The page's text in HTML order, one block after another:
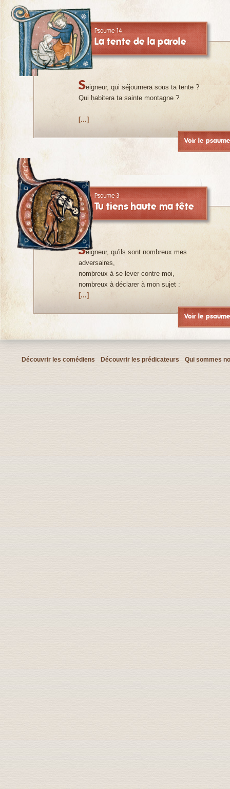
Psaume 14
La tente de la parole
Seigneur, qui séjournera sous ta tente ?
Qui habitera ta sainte montagne ?
[...]
Voir le psaume
Psaume 3
Tu tiens haute ma tête
Seigneur, qu'ils sont nombreux mes
adversaires,
nombreux à se lever contre moi,
nombreux à déclarer à mon sujet :
[...]
Voir le psaume
Découvrir les comédiens Découvrir les prédicateurs Qui sommes